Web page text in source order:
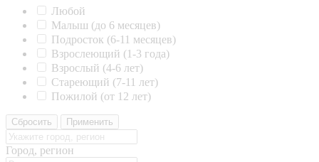
Любой
Малыш (до 6 месяцев)
Подросток (6-11 месяцев)
Взрослеющий (1-3 года)
Взрослый (4-6 лет)
Стареющий (7-11 лет)
Пожилой (от 12 лет)
Сбросить Применить
Город, регион